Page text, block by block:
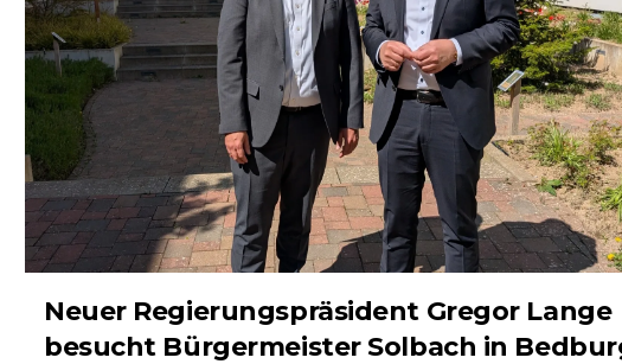
Neuer Regierungspräsident Gregor Lange
besucht Bürgermeister Solbach in